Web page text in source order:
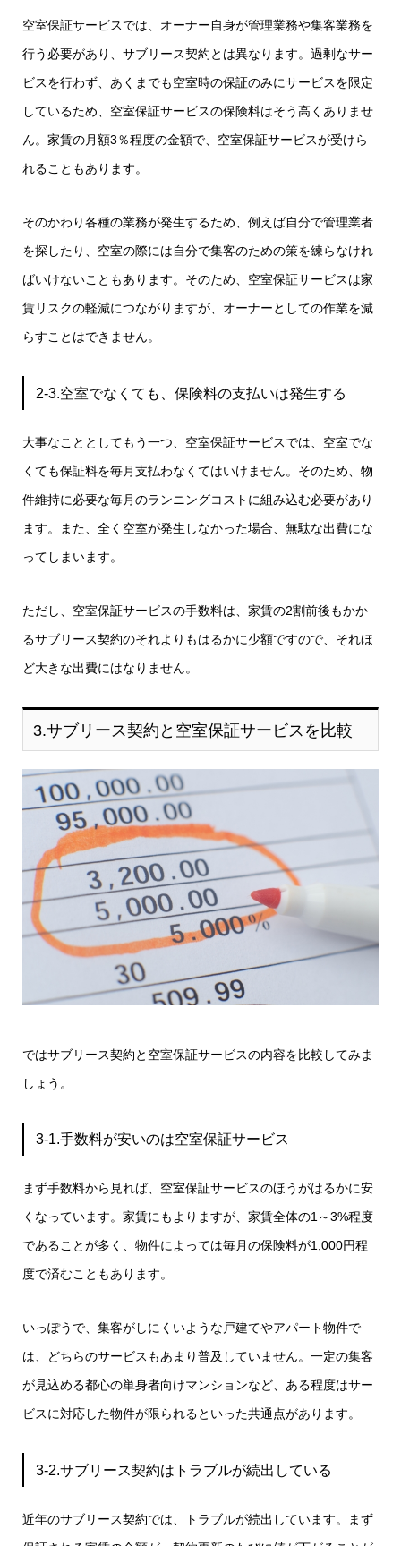
空室保証サービスでは、オーナー自身が管理業務や集客業務を
行う必要があり、サブリース契約とは異なります。過剰なサー
ビスを行わず、あくまでも空室時の保証のみにサービスを限定
しているため、空室保証サービスの保険料はそう高くありませ
ん。家賃の月額3％程度の金額で、空室保証サービスが受けら
れることもあります。
そのかわり各種の業務が発生するため、例えば自分で管理業者
を探したり、空室の際には自分で集客のための策を練らなけれ
ばいけないこともあります。そのため、空室保証サービスは家
賃リスクの軽減につながりますが、オーナーとしての作業を減
らすことはできません。
2-3.空室でなくても、保険料の支払いは発生する
大事なこととしてもう一つ、空室保証サービスでは、空室でな
くても保証料を毎月支払わなくてはいけません。そのため、物
件維持に必要な毎月のランニングコストに組み込む必要があり
ます。また、全く空室が発生しなかった場合、無駄な出費にな
ってしまいます。
ただし、空室保証サービスの手数料は、家賃の2割前後もかか
るサブリース契約のそれよりもはるかに少額ですので、それほ
ど大きな出費にはなりません。
3.サブリース契約と空室保証サービスを比較
ではサブリース契約と空室保証サービスの内容を比較してみま
しょう。
3-1.手数料が安いのは空室保証サービス
まず手数料から見れば、空室保証サービスのほうがはるかに安
くなっています。家賃にもよりますが、家賃全体の1～3%程度
であることが多く、物件によっては毎月の保険料が1,000円程
度で済むこともあります。
いっぽうで、集客がしにくいような戸建てやアパート物件で
は、どちらのサービスもあまり普及していません。一定の集客
が見込める都心の単身者向けマンションなど、ある程度はサー
ビスに対応した物件が限られるといった共通点があります。
3-2.サブリース契約はトラブルが続出している
近年のサブリース契約では、トラブルが続出しています。まず